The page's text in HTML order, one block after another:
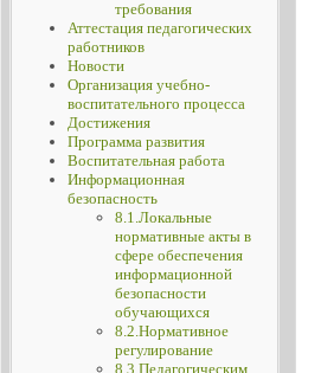
требования
Аттестация педагогических
работников
Новости
Организация учебно-
воспитательного процесса
Достижения
Программа развития
Воспитательная работа
Информационная
безопасность
8.1.Локальные
нормативные акты в
сфере обеспечения
информационной
безопасности
обучающихся
8.2.Нормативное
регулирование
8.3.Педагогическим